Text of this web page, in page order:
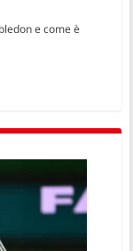
e come è